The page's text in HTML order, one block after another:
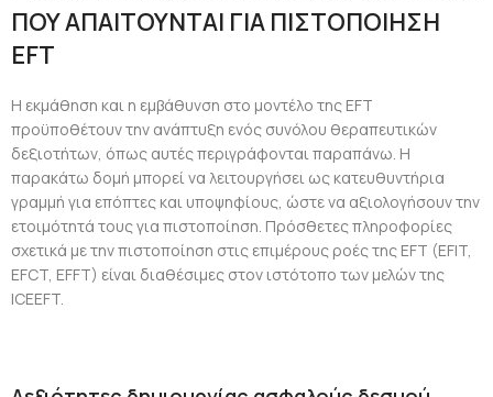
ΠΟΥ ΑΠΑΙΤΟΥΝΤΑΙ ΓΙΑ ΠΙΣΤΟΠΟΙΗΣΗ
EFT
Η εκμάθηση και η εμβάθυνση στο μοντέλο της EFT
προϋποθέτουν την ανάπτυξη ενός συνόλου θεραπευτικών
δεξιοτήτων, όπως αυτές περιγράφονται παραπάνω. Η
παρακάτω δομή μπορεί να λειτουργήσει ως κατευθυντήρια
γραμμή για επόπτες και υποψηφίους, ώστε να αξιολογήσουν την
ετοιμότητά τους για πιστοποίηση. Πρόσθετες πληροφορίες
σχετικά με την πιστοποίηση στις επιμέρους ροές της EFT (EFIT,
EFCT, EFFT) είναι διαθέσιμες στον ιστότοπο των μελών της
ICEEFT.